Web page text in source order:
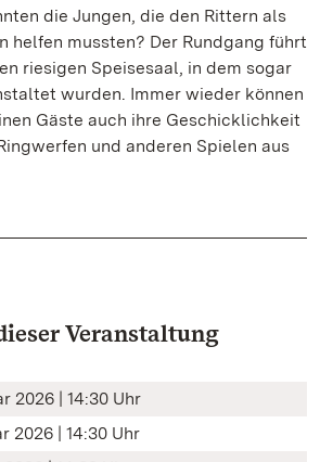
die Jungen, die den Rittern als
helfen mussten? Der Rundgang führt
riesigen Speisesaal, in dem sogar
wurden. Immer wieder können
Gäste auch ihre Geschicklichkeit
und anderen Spielen aus
Veranstaltung
2026 | 14:30 Uhr
2026 | 14:30 Uhr